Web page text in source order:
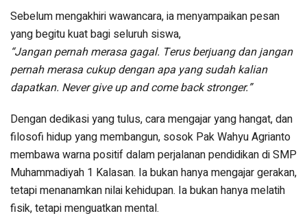
Sebelum mengakhiri wawancara, ia menyampaikan pesan
yang begitu kuat bagi seluruh siswa,
“Jangan pernah merasa gagal. Terus berjuang dan jangan
pernah merasa cukup dengan apa yang sudah kalian
dapatkan. Never give up and come back stronger.”
Dengan dedikasi yang tulus, cara mengajar yang hangat, dan
filosofi hidup yang membangun, sosok Pak Wahyu Agrianto
membawa warna positif dalam perjalanan pendidikan di SMP
Muhammadiyah 1 Kalasan. Ia bukan hanya mengajar gerakan,
tetapi menanamkan nilai kehidupan. Ia bukan hanya melatih
fisik, tetapi menguatkan mental.